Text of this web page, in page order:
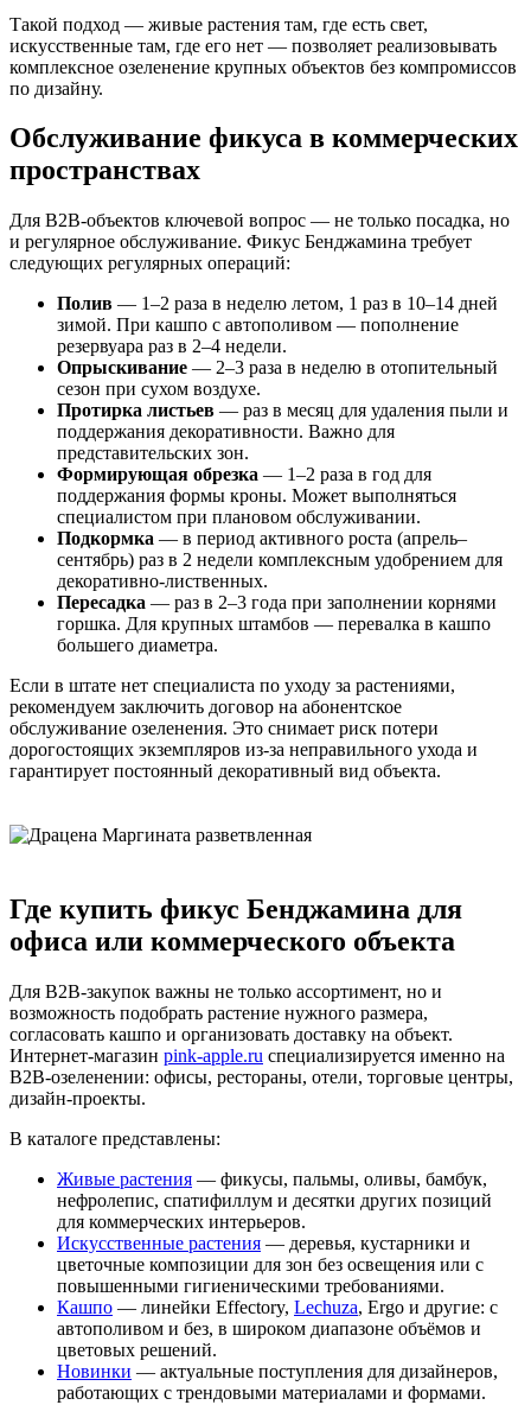
Такой подход — живые растения там, где есть свет,
искусственные там, где его нет — позволяет реализовывать
комплексное озеленение крупных объектов без компромиссов
по дизайну.
Обслуживание фикуса в коммерческих
пространствах
Для B2B-объектов ключевой вопрос — не только посадка, но
и регулярное обслуживание. Фикус Бенджамина требует
следующих регулярных операций:
Полив — 1–2 раза в неделю летом, 1 раз в 10–14 дней
зимой. При кашпо с автополивом — пополнение
резервуара раз в 2–4 недели.
Опрыскивание — 2–3 раза в неделю в отопительный
сезон при сухом воздухе.
Протирка листьев — раз в месяц для удаления пыли и
поддержания декоративности. Важно для
представительских зон.
Формирующая обрезка — 1–2 раза в год для
поддержания формы кроны. Может выполняться
специалистом при плановом обслуживании.
Подкормка — в период активного роста (апрель–
сентябрь) раз в 2 недели комплексным удобрением для
декоративно-лиственных.
Пересадка — раз в 2–3 года при заполнении корнями
горшка. Для крупных штамбов — перевалка в кашпо
большего диаметра.
Если в штате нет специалиста по уходу за растениями,
рекомендуем заключить договор на абонентское
обслуживание озеленения. Это снимает риск потери
дорогостоящих экземпляров из-за неправильного ухода и
гарантирует постоянный декоративный вид объекта.
Где купить фикус Бенджамина для
офиса или коммерческого объекта
Для B2B-закупок важны не только ассортимент, но и
возможность подобрать растение нужного размера,
согласовать кашпо и организовать доставку на объект.
Интернет-магазин pink-apple.ru специализируется именно на
B2B-озеленении: офисы, рестораны, отели, торговые центры,
дизайн-проекты.
В каталоге представлены:
Живые растения — фикусы, пальмы, оливы, бамбук,
нефролепис, спатифиллум и десятки других позиций
для коммерческих интерьеров.
Искусственные растения — деревья, кустарники и
цветочные композиции для зон без освещения или с
повышенными гигиеническими требованиями.
Кашпо — линейки Effectory, Lechuza, Ergo и другие: с
автополивом и без, в широком диапазоне объёмов и
цветовых решений.
Новинки — актуальные поступления для дизайнеров,
работающих с трендовыми материалами и формами.